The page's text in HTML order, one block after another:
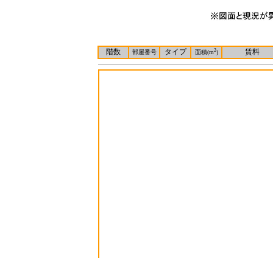
階数 部屋番号 タイプ 面積(m2) 賃料